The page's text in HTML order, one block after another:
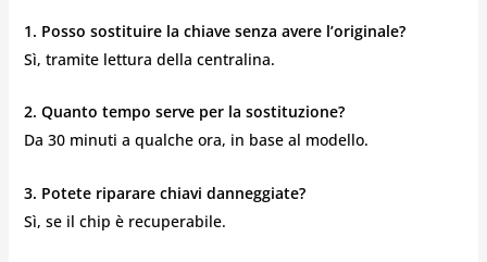
1. Posso sostituire la chiave senza avere l’originale?
Sì, tramite lettura della centralina.
2. Quanto tempo serve per la sostituzione?
Da 30 minuti a qualche ora, in base al modello.
3. Potete riparare chiavi danneggiate?
Sì, se il chip è recuperabile.